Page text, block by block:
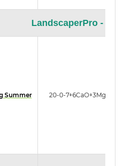
LandscaperPro -
Summer 20-0-7+6CaO+3MgO